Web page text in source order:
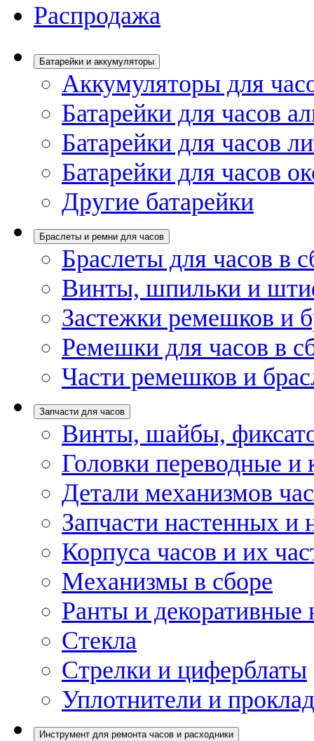
Распродажа
Батарейки и аккумуляторы
Аккумуляторы для
Батарейки для часов
Батарейки для часов
Батарейки для часов
Другие батарейки
Браслеты и ремни для часов
Браслеты для часов в
Винты, шпильки и
Застежки ремешков и
Ремешки для часов в
Части ремешков и
Запчасти для часов
Винты, шайбы,
Головки переводные и
Детали механизмов
Запчасти настенных и
Корпуса часов и их
Механизмы в сборе
Ранты и декоративные
Стекла
Стрелки и циферблаты
Уплотнители и
Инструмент для ремонта часов и расходники